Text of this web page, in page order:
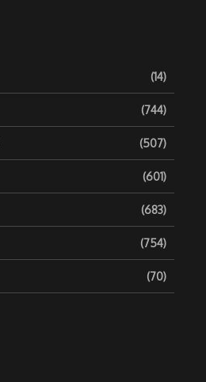
(14)
(744)
(507)
(601)
(683)
(754)
(70)